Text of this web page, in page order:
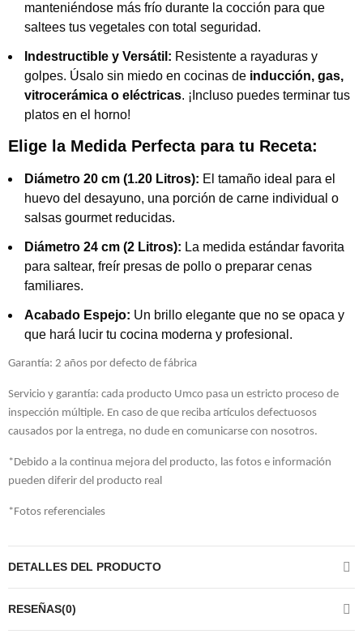
manteniéndose más frío durante la cocción para que
saltees tus vegetales con total seguridad.
Indestructible y Versátil: Resistente a rayaduras y
golpes. Úsalo sin miedo en cocinas de inducción, gas,
vitrocerámica o eléctricas. ¡Incluso puedes terminar tus
platos en el horno!
Elige la Medida Perfecta para tu Receta:
Diámetro 20 cm (1.20 Litros): El tamaño ideal para el
huevo del desayuno, una porción de carne individual o
salsas gourmet reducidas.
Diámetro 24 cm (2 Litros): La medida estándar favorita
para saltear, freír presas de pollo o preparar cenas
familiares.
Acabado Espejo: Un brillo elegante que no se opaca y
que hará lucir tu cocina moderna y profesional.
Garantía: 2 años por defecto de fábrica
Servicio y garantía: cada producto Umco pasa un estricto proceso de
inspección múltiple. En caso de que reciba artículos defectuosos
causados por la entrega, no dude en comunicarse con nosotros.
*Debido a la continua mejora del producto, las fotos e información
pueden diferir del producto real
*Fotos referenciales
DETALLES DEL PRODUCTO
RESEÑAS(0)